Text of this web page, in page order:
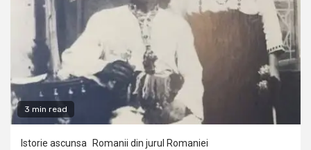
3 min read
Istorie ascunsa Romanii din jurul Romaniei